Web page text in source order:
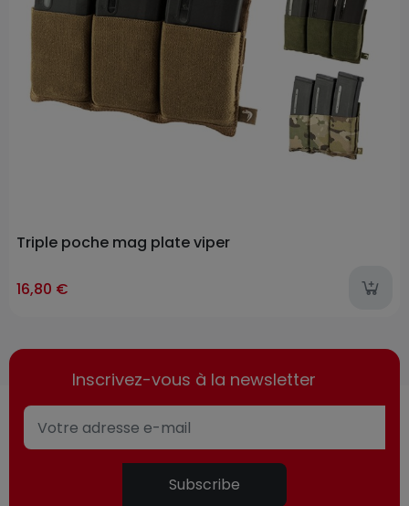
Triple poche mag plate viper
16,80 €
Inscrivez-vous à la newsletter
Subscribe